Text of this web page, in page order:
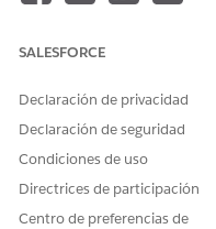
SALESFORCE
Declaración de privacidad
Declaración de seguridad
Condiciones de uso
Directrices de participación
Centro de preferencias de